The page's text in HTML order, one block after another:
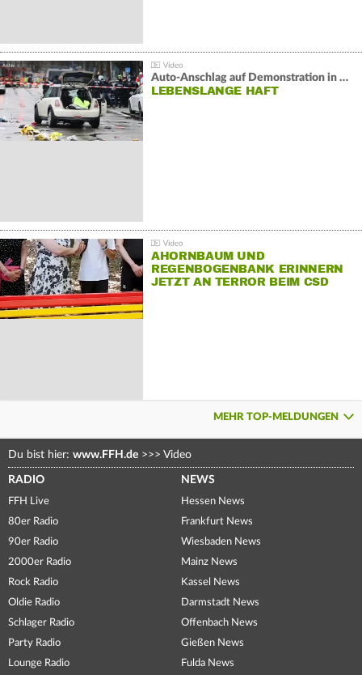
Auto-Anschlag auf Demonstration in München:
LEBENSLANGE HAFT
AHORNBAUM UND
REGENBOGENBANK ERINNERN
JETZT AN TERROR BEIM CSD
MEHR TOP-MELDUNGEN
Du bist hier: www.FFH.de >>> Video
RADIO
FFH Live
80er Radio
90er Radio
2000er Radio
Rock Radio
Oldie Radio
Schlager Radio
Party Radio
Lounge Radio
NEWS
Hessen News
Frankfurt News
Wiesbaden News
Mainz News
Kassel News
Darmstadt News
Offenbach News
Gießen News
Fulda News